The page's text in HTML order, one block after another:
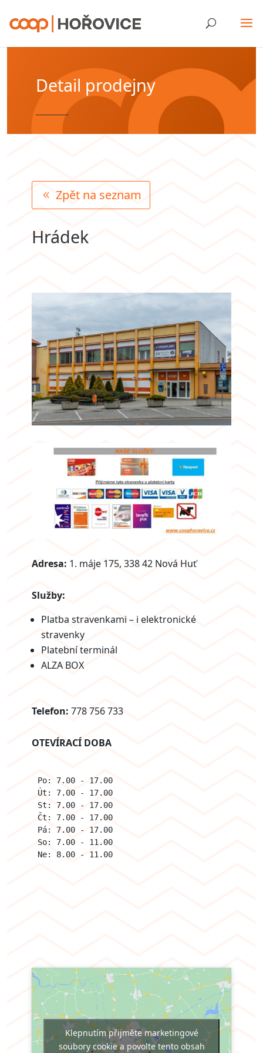
Detail prodejny
________
Zpět na seznam
Hrádek
Adresa: 1. máje 175, 338 42 Nová Huť
Služby:
Platba stravenkami – i elektronické
stravenky
Platební terminál
ALZA BOX
Telefon:778 756 733
OTEVÍRACÍ DOBA
Po: 7.00 - 17.00
Út: 7.00 - 17.00
St: 7.00 - 17.00
Čt: 7.00 - 17.00
Pá: 7.00 - 17.00
So: 7.00 - 11.00
Ne: 8.00 - 11.00
Klepnutím přijměte marketingové
soubory cookie a povolte tento obsah